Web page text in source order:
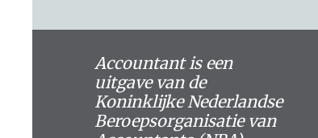
Accountant is een
uitgave van de
Koninklijke Nederlandse
Beroepsorganisatie van